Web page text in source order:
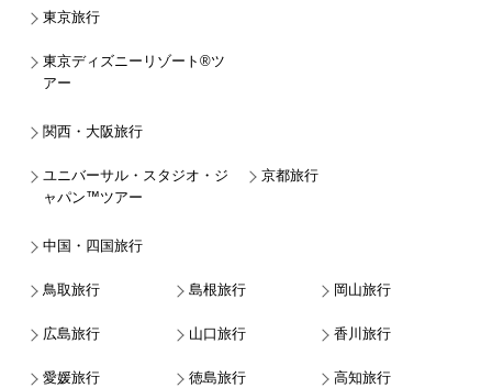
東京旅行
東京ディズニーリゾート®ツ
アー
関西・大阪旅行
ユニバーサル・スタジオ・ジ
ャパン™ツアー
京都旅行
中国・四国旅行
鳥取旅行 島根旅行 岡山旅行
広島旅行 山口旅行 香川旅行
愛媛旅行 徳島旅行 高知旅行